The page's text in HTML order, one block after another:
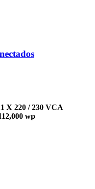
1 X 220 / 230 VCA
12,000 wp